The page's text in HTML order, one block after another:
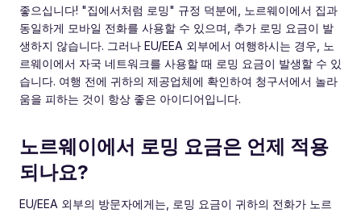
좋으십니다! "집에서처럼 로밍" 규정 덕분에, 노르웨이에서 집과
동일하게 모바일 전화를 사용할 수 있으며, 추가 로밍 요금이 발
생하지 않습니다. 그러나 EU/EEA 외부에서 여행하시는 경우, 노
르웨이에서 자국 네트워크를 사용할 때 로밍 요금이 발생할 수 있
습니다. 여행 전에 귀하의 제공업체에 확인하여 청구서에서 놀라
움을 피하는 것이 항상 좋은 아이디어입니다.
노르웨이에서 로밍 요금은 언제 적용
되나요?
EU/EEA 외부의 방문자에게는, 로밍 요금이 귀하의 전화가 노르